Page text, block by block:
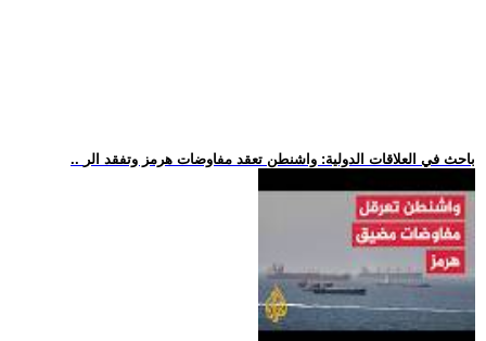
.. باحث في العلاقات الدولية: واشنطن تعقد مفاوضات هرمز وتفقد الر